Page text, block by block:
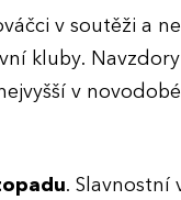
v soutěži a
kluby.
v
. Slavnostní